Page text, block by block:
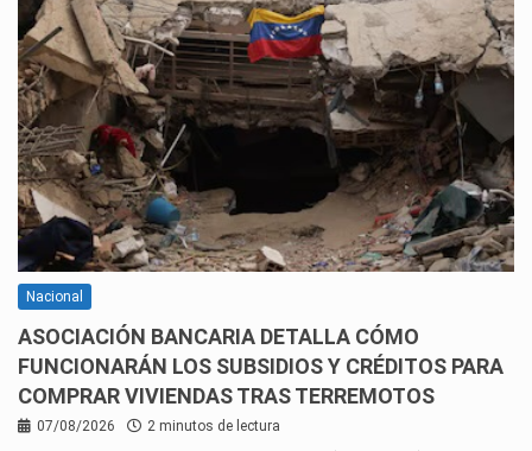
Nacional
ASOCIACIÓN BANCARIA DETALLA CÓMO
FUNCIONARÁN LOS SUBSIDIOS Y CRÉDITOS PARA
COMPRAR VIVIENDAS TRAS TERREMOTOS
07/08/2026 2 minutos de lectura